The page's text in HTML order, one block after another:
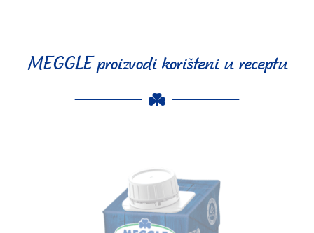
MEGGLE proizvodi korišteni u receptu